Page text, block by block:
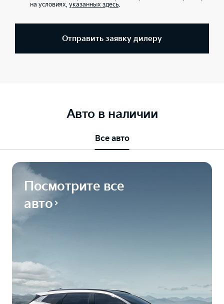
на условиях, указанных здесь.
Отправить заявку дилеру
Авто в наличии
Все авто
Посмотрите все
авто